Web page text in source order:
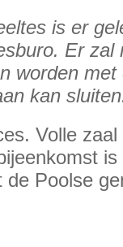
is er
Er zal
worden
kan
Volle
Poolse